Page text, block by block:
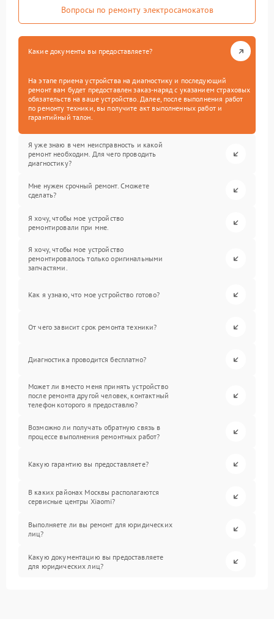
Вопросы по ремонту электросамокатов
Какие документы вы предоставляете?
На этапе приема устройства на диагностику и последующий
ремонт вам будет предоставлен заказ-наряд с указанием страховых
обязательств на ваше устройство. Далее, после выполнения работ
по ремонту техники, вы получите акт выполненных работ и
гарантийный талон.
Я уже знаю в чем неисправность и какой
ремонт необходим. Для чего проводить
диагностику?
Мне нужен срочный ремонт. Сможете
сделать?
Я хочу, чтобы мое устройство
ремонтировали при мне.
Я хочу, чтобы мое устройство
ремонтировалось только оригинальными
запчастями.
Как я узнаю, что мое устройство готово?
От чего зависит срок ремонта техники?
Диагностика проводится бесплатно?
Может ли вместо меня принять устройство
после ремонта другой человек, контактный
телефон которого я предоставлю?
Возможно ли получать обратную связь в
процессе выполнения ремонтных работ?
Какую гарантию вы предоставляете?
В каких районах Москвы располагаются
сервисные центры Xiaomi?
Выполняете ли вы ремонт для юридических
лиц?
Какую документацию вы предоставляете
для юридических лиц?